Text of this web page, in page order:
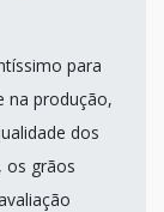
para
na produção,
dos
os grãos